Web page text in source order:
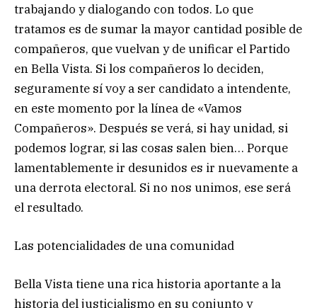
trabajando y dialogando con todos. Lo que
tratamos es de sumar la mayor cantidad posible de
compañeros, que vuelvan y de unificar el Partido
en Bella Vista. Si los compañeros lo deciden,
seguramente sí voy a ser candidato a intendente,
en este momento por la línea de «Vamos
Compañeros». Después se verá, si hay unidad, si
podemos lograr, si las cosas salen bien… Porque
lamentablemente ir desunidos es ir nuevamente a
una derrota electoral. Si no nos unimos, ese será
el resultado.
Las potencialidades de una comunidad
Bella Vista tiene una rica historia aportante a la
historia del justicialismo en su conjunto y